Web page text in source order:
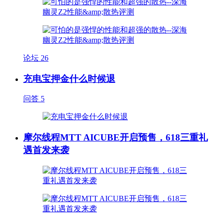
论坛 26
充电宝押金什么时候退
问答 5
摩尔线程MTT AICUBE开启预售，618三重礼
遇首发来袭